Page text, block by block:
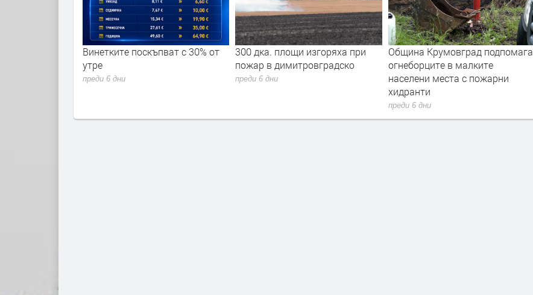
Винетките поскъпват с 30% от
утре
преди 6 дни
300 дка. площи изгоряха при
пожар в димитровградско
преди 6 дни
Община Крумовград подпомага
огнеборците в малките
населени места с пожарни
хидранти
преди 6 дни